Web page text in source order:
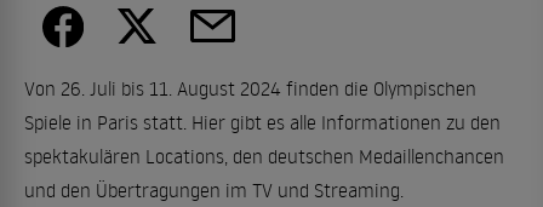
Von 26. Juli bis 11. August 2024 finden die Olympischen
Spiele in Paris statt. Hier gibt es alle Informationen zu den
spektakulären Locations, den deutschen Medaillenchancen
und den Übertragungen im TV und Streaming.